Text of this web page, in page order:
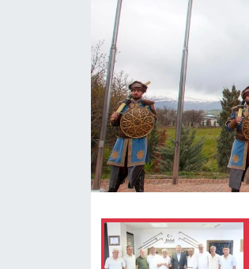
Resmi İlanlar